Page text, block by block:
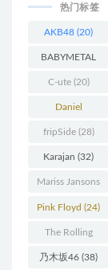
热门标签
AKB48 (20)
BABYMETAL
(22)
C-ute(20)
Daniel
Barenboim(37)
fripSide(28)
Karajan (32)
Mariss Jansons
(25)
Pink Floyd (24)
The Rolling
Stones(30)
乃木坂46 (38)